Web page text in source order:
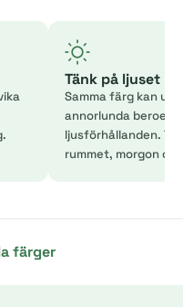
Tänk på ljuset
Samma färg kan
annorlunda
ljusförhållanden.
rummet, morgon
färger